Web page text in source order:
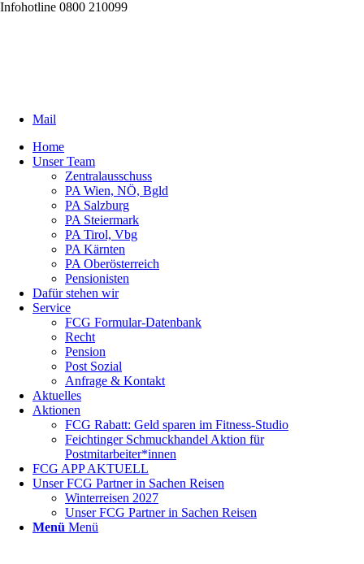
Infohotline 0800 210099
Mail
Home
Unser Team
Zentralausschuss
PA Wien, NÖ, Bgld
PA Salzburg
PA Steiermark
PA Tirol, Vbg
PA Kärnten
PA Oberösterreich
Pensionisten
Dafür stehen wir
Service
FCG Formular-Datenbank
Recht
Pension
Post Sozial
Anfrage & Kontakt
Aktuelles
Aktionen
FCG Rabatt: Geld sparen im Fitness-Studio
Feichtinger Schmuckhandel Aktion für
Postmitarbeiter*innen
FCG APP AKTUELL
Unser FCG Partner in Sachen Reisen
Winterreisen 2027
Unser FCG Partner in Sachen Reisen
Menü Menü